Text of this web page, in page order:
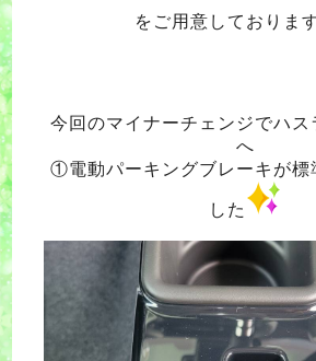
をご用意しておりま
今回のマイナーチェンジでハス
へ
①電動パーキングブレーキが標
した